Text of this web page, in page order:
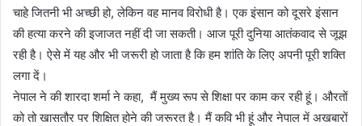
चाहे जितनी भी अच्छी हो, लेकिन वह मानव विरोधी है। एक इंसान को दूसरे इंसान
की हत्या करने की इजाजत नहीं दी जा सकती। आज पूरी दुनिया आतंकवाद से जूझ
रही है। ऐसे में यह और भी जरूरी हो जाता है कि हम शांति के लिए अपनी पूरी शक्ति
लगा दें।
नेपाल ने की शारदा शर्मा ने कहा, मैं मुख्य रूप से शिक्षा पर काम कर रही हूं। औरतों
को तो खासतौर पर शिक्षित होने की जरूरत है। मैं कवि भी हूं और नेपाल में अखबारों